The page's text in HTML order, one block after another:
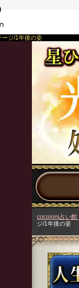
ジ/1年後の姿
cocoloni占い館
ジ/1年後の姿